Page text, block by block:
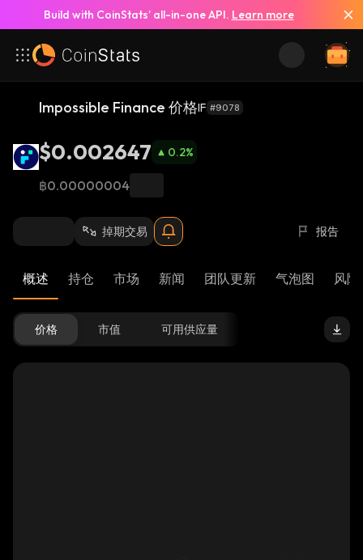
Build with CoinStats’ all-in-one API. Learn more
Impossible Finance 价格IF #9078
$0.002647 0.2%
฿0.00000004
掉期交易 报告
概述 持仓 市场 新闻 团队更新 气泡图 风险
价格 市值 可用供应量